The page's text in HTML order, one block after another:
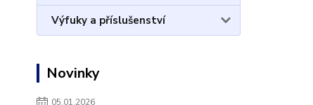
Výfuky a příslušenství
Novinky
05.01.2026